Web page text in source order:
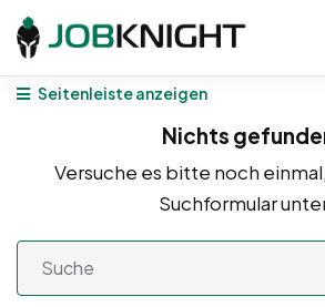
Seitenleiste anzeigen
Nichts
Versuche es bitte noch
Suchformular